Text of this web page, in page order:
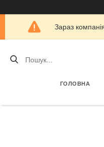
Зараз
ГОЛОВНА